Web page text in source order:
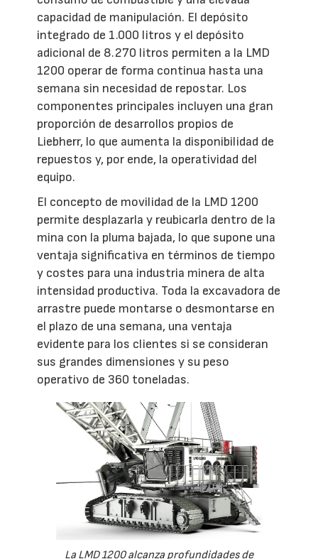
capacidad de manipulación. El depósito
integrado de 1.000 litros y el depósito
adicional de 8.270 litros permiten a la LMD
1200 operar de forma continua hasta una
semana sin necesidad de repostar. Los
componentes principales incluyen una gran
proporción de desarrollos propios de
Liebherr, lo que aumenta la disponibilidad de
repuestos y, por ende, la operatividad del
equipo.
El concepto de movilidad de la LMD 1200
permite desplazarla y reubicarla dentro de la
mina con la pluma bajada, lo que supone una
ventaja significativa en términos de tiempo
y costes para una industria minera de alta
intensidad productiva. Toda la excavadora de
arrastre puede montarse o desmontarse en
el plazo de una semana, una ventaja
evidente para los clientes si se consideran
sus grandes dimensiones y su peso
operativo de 360 toneladas.
La LMD 1200 alcanza profundidades de